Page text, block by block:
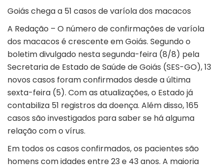
Goiás chega a 51 casos de varíola dos macacos
A Redação – O número de confirmações de varíola
dos macacos é crescente em Goiás. Segundo o
boletim divulgado nesta segunda-feira (8/8) pela
Secretaria de Estado de Saúde de Goiás (SES-GO), 13
novos casos foram confirmados desde a última
sexta-feira (5). Com as atualizações, o Estado já
contabiliza 51 registros da doença. Além disso, 165
casos são investigados para saber se há alguma
relação com o vírus.
Em todos os casos confirmados, os pacientes são
homens com idades entre 23 e 43 anos. A maioria